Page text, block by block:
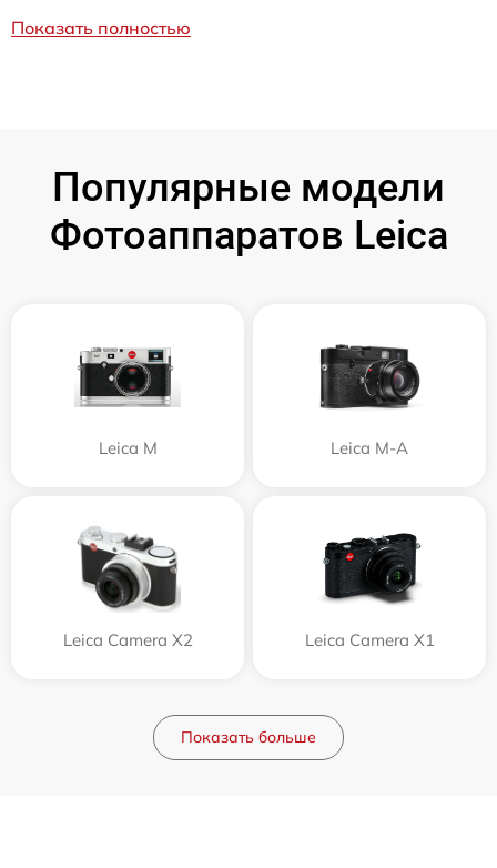
Показать полностью
Популярные модели
Фотоаппаратов Leica
Leica M Leica M-A
Leica Camera X2 Leica Camera X1
Показать больше